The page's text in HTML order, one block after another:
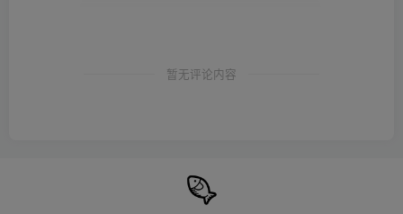
暂无评论内容